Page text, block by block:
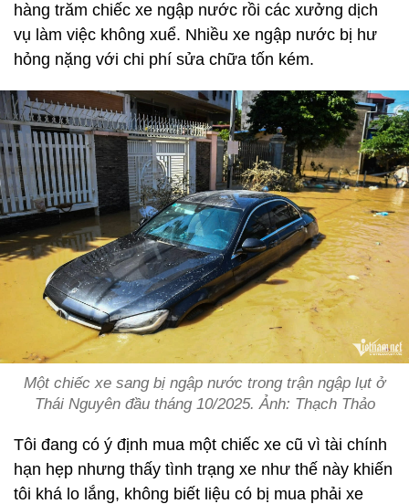
hàng trăm chiếc xe ngập nước rồi các xưởng dịch
vụ làm việc không xuể. Nhiều xe ngập nước bị hư
hỏng nặng với chi phí sửa chữa tốn kém.
Một chiếc xe sang bị ngập nước trong trận ngập lụt ở
Thái Nguyên đầu tháng 10/2025. Ảnh: Thạch Thảo
Tôi đang có ý định mua một chiếc xe cũ vì tài chính
hạn hẹp nhưng thấy tình trạng xe như thế này khiến
tôi khá lo lắng, không biết liệu có bị mua phải xe